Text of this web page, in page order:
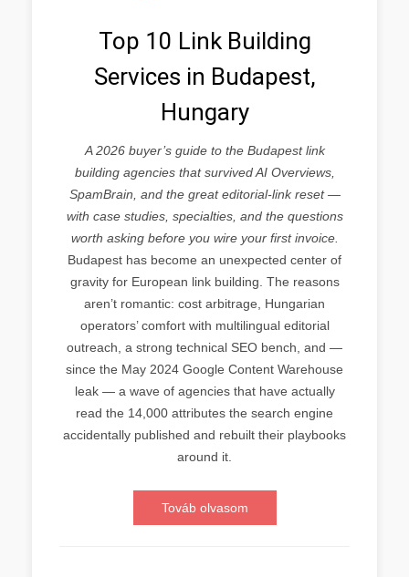
Top 10 Link Building
Services in Budapest,
Hungary
A 2026 buyer’s guide to the Budapest link
building agencies that survived AI Overviews,
SpamBrain, and the great editorial-link reset —
with case studies, specialties, and the questions
worth asking before you wire your first invoice.
Budapest has become an unexpected center of
gravity for European link building. The reasons
aren’t romantic: cost arbitrage, Hungarian
operators’ comfort with multilingual editorial
outreach, a strong technical SEO bench, and —
since the May 2024 Google Content Warehouse
leak — a wave of agencies that have actually
read the 14,000 attributes the search engine
accidentally published and rebuilt their playbooks
around it.
Továb olvasom